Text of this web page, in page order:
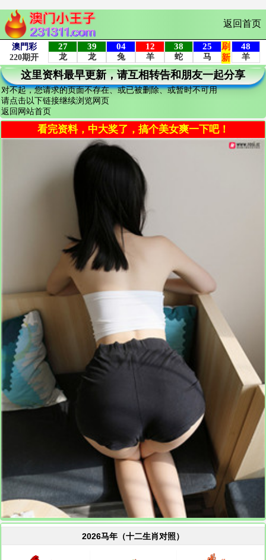
返回首页
这里资料最早更新，请互相转告和朋友一起分享
对不起，您请求的页面不存在、或已被删除、或暂时不可用
请点击以下链接继续浏览网页
返回网站首页
看完资料，中大奖了，搞个美女爽一下吧！
2026马年（十二生肖对照）